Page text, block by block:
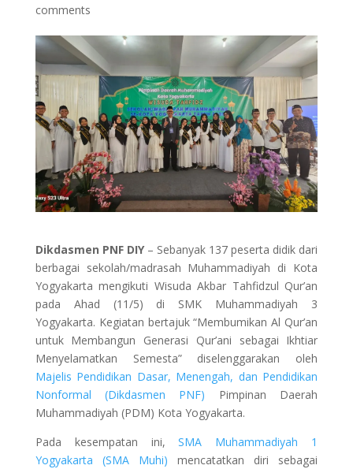
comments
Dikdasmen PNF DIY– Sebanyak 137 peserta didik dari
berbagai sekolah/madrasah Muhammadiyah di Kota
Yogyakarta mengikuti Wisuda Akbar Tahfidzul Qur’an
pada Ahad (11/5) di SMK Muhammadiyah 3
Yogyakarta. Kegiatan bertajuk “Membumikan Al Qur’an
untuk Membangun Generasi Qur’ani sebagai Ikhtiar
Menyelamatkan Semesta” diselenggarakan oleh
Majelis Pendidikan Dasar, Menengah, dan Pendidikan
Nonformal (Dikdasmen PNF) Pimpinan Daerah
Muhammadiyah (PDM) Kota Yogyakarta.
Pada kesempatan ini,SMA Muhammadiyah 1
Yogyakarta (SMA Muhi) mencatatkan diri sebagai